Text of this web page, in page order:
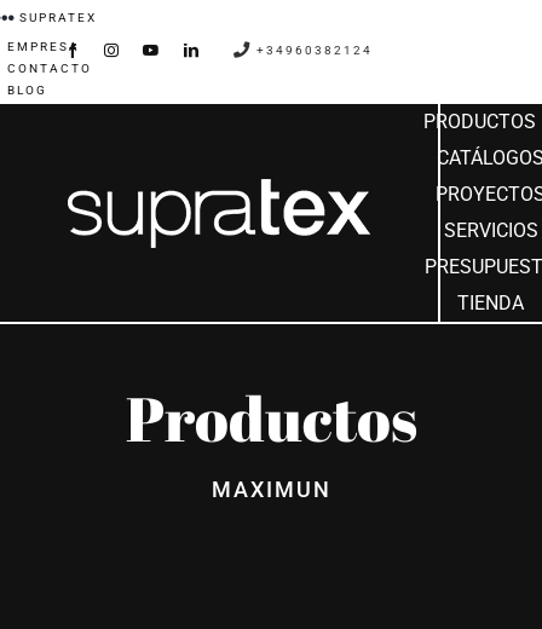
Saltar
al
contenido
SUPRATEX
EMPRESA
CONTACTO
BLOG
+34960382124
PRODUCTOS
SERVICIOS
TIENDA
Productos
MAXIMUN